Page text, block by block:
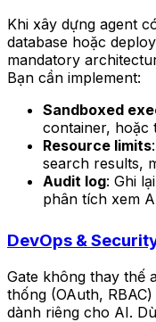
Khi xây dựng agent
database hoặc
mandatory
Bạn cần implement:
Sandboxed
container, hoặc
Resource limits
search results,
Audit log: Ghi
phân tích xem
DevOps &
Gate không thay thế
thống (OAuth,
dành riêng cho AI.